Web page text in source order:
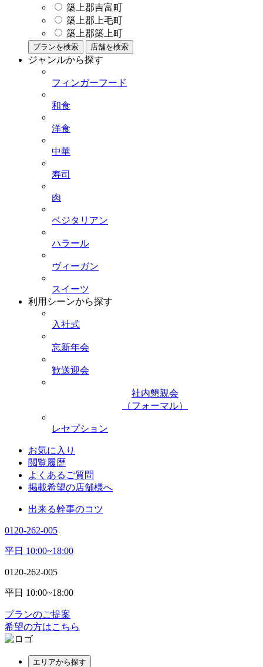
築上郡吉富町
築上郡上毛町
築上郡築上町
プランを検索 店舗を検索
ジャンルから探す
フィンガーフード
和食
洋食
中華
寿司
肉
ベジタリアン
ハラール
ヴィーガン
スイーツ
利用シーンから探す
入社式
忘新年会
歓送迎会
社内懇親会
（フォーマル）
レセプション
お気に入り
閲覧履歴
よくあるご質問
掲載希望の店舗様へ
出来る幹事のコツ
0120-262-005
平日 10:00~18:00
0120-262-005
平日 10:00~18:00
プランのご提案
希望の方はこちら
エリアから探す